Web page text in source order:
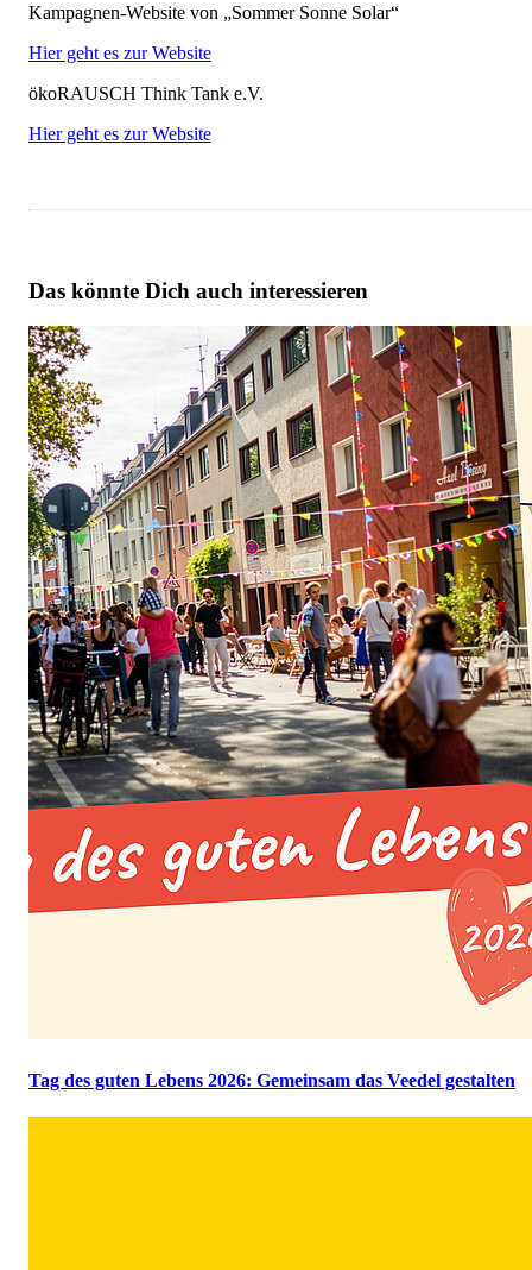
Kampagnen-Website von „Sommer Sonne Solar“
Hier geht es zur Website
ökoRAUSCH Think Tank e.V.
Hier geht es zur Website
Das könnte Dich auch interessieren
Tag des guten Lebens 2026: Gemeinsam das Veedel gestalten